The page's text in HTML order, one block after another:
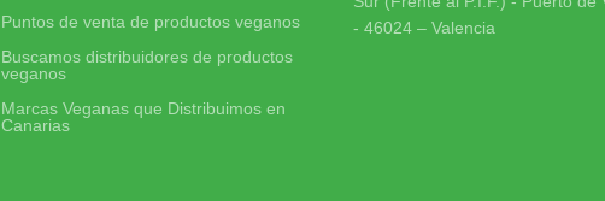
Puntos de venta de productos veganos
Buscamos distribuidores de productos
veganos
Marcas Veganas que Distribuimos en
Canarias
- 46024 – Valencia